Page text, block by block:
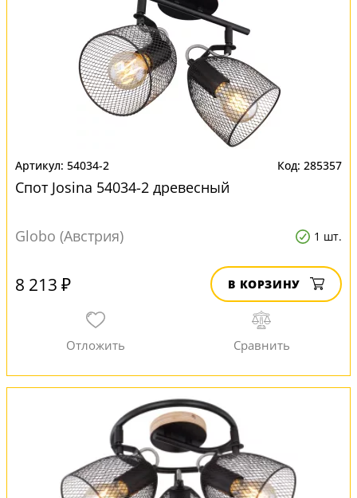
54034-2 285357
Спот Josina 54034-2 древесный
Globo (Австрия) 1 шт.
8 213 ₽ В КОРЗИНУ